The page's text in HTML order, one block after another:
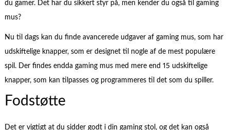
du gamer. Det har du sikkert styr på, men kender du også til gaming
mus?
Nu til dags kan du finde avancerede udgaver af gaming mus, som har
udskiftelige knapper, som er designet til nogle af de mest populære
spil. Der findes endda gaming mus med mere end 15 udskiftelige
knapper, som kan tilpasses og programmeres til det som du spiller.
Fodstøtte
Det er vigtigt at du sidder godt i din gaming stol, og det kan også